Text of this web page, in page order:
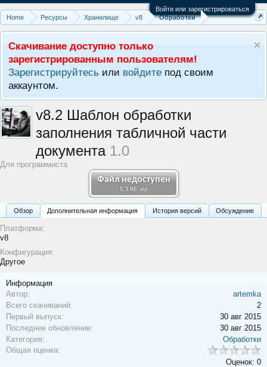
Войти или зарегистрироваться
Home
Ресурсы Хранилище v8 Обработки
Скачивание доступно только
зарегистрированным пользователям!
Зарегистрируйтесь или войдите под своим
аккаунтом.
Файл недоступен
5,3 КБ .zip
v8.2 Шаблон обработки
заполнения табличной части
документа 1.0
Для программиста
Обзoр Дополнительная информация История версий Обсуждение
Платформа:
v8
Конфигурация:
Другое
Информация
Автор:
artemka
Всего скачиваний:
2
Первый выпуск:
30 авг 2015
Последнее обновление:
30 авг 2015
Категория:
Обработки
Общая оценка:
Оценок: 0